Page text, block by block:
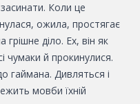
Коли це
ожила, простягає
грішне діло. Ех, він як
чумаки й прокинулися.
гаймана. Дивляться і
мовби їхній